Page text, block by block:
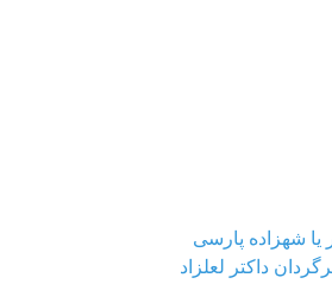
یا شهزاده پارسی
داکتر لعلزاد